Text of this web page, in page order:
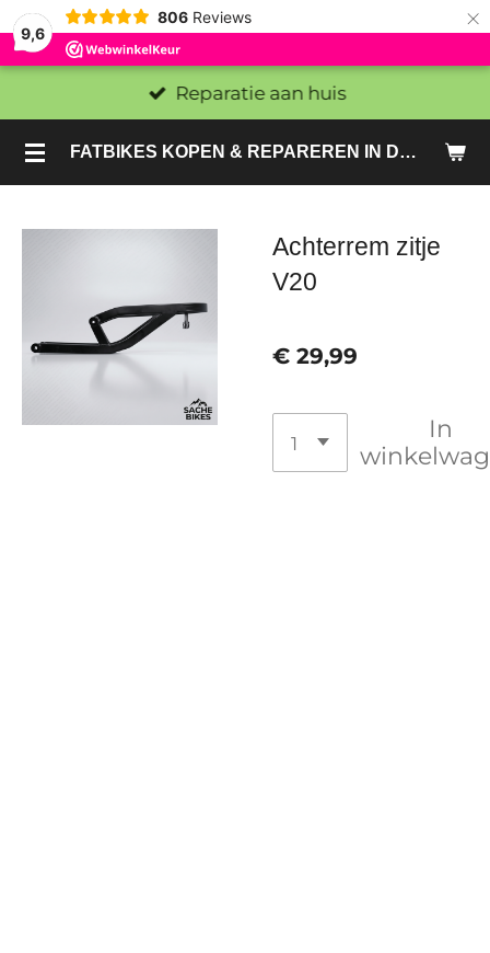
9,6
806 Reviews ×
FATBIKES KOPEN & REPAREREN IN DEN HAAG EN ZOETERMEER - SACHE BIKES
Reparatie aan huis
Achterrem zitje
V20
€ 29,99
In